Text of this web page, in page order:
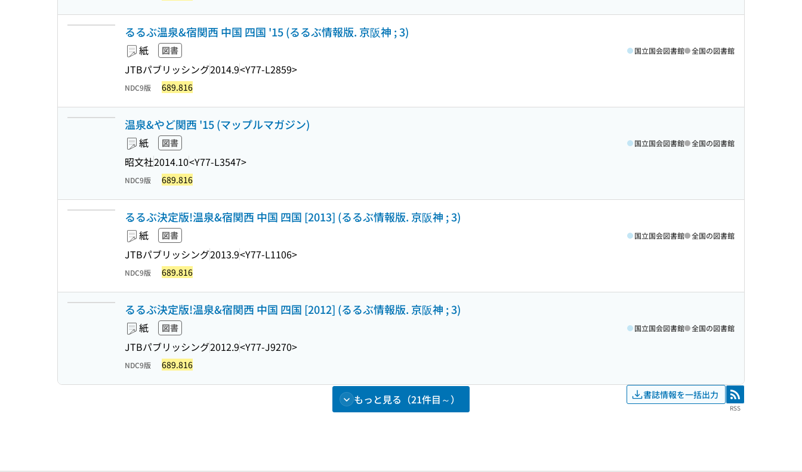
るるぶ温泉&宿関西 中国 四国 '15 (るるぶ情報版. 京阪神 ; 3)
紙 図書
JTBパブリッシング2014.9<Y77-L2859>
国立国会図書館 全国の図書館
NDC9版 689.816
温泉&やど関西 '15 (マップルマガジン)
紙 図書
昭文社2014.10<Y77-L3547>
国立国会図書館 全国の図書館
NDC9版 689.816
るるぶ決定版!温泉&宿関西 中国 四国 [2013] (るるぶ情報版. 京阪神 ; 3)
紙 図書
JTBパブリッシング2013.9<Y77-L1106>
国立国会図書館 全国の図書館
NDC9版 689.816
るるぶ決定版!温泉&宿関西 中国 四国 [2012] (るるぶ情報版. 京阪神 ; 3)
紙 図書
JTBパブリッシング2012.9<Y77-J9270>
国立国会図書館 全国の図書館
NDC9版 689.816
もっと見る（21件目～） 書誌情報を一括出力 RSS
RSS